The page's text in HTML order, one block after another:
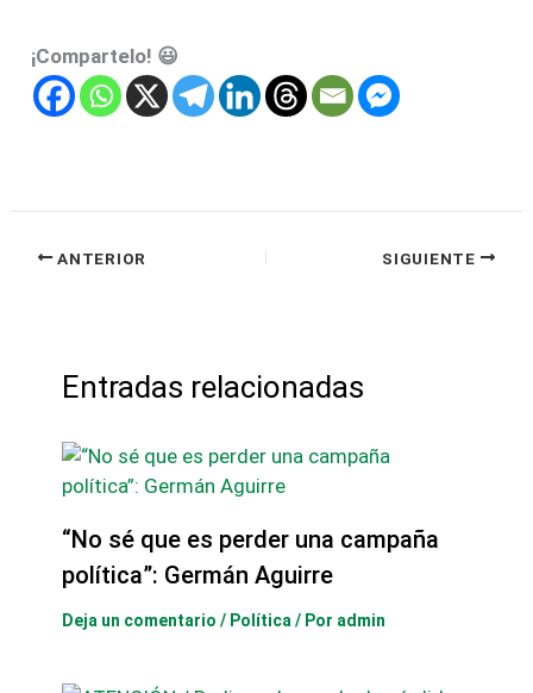
¡Compartelo! 😃
ANTERIOR SIGUIENTE
Entradas relacionadas
“No sé que es perder una campaña
política”: Germán Aguirre
Deja un comentario / Política/ Por admin